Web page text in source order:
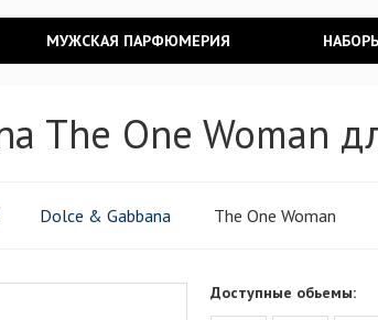
МУЖСКАЯ ПАРФЮМЕРИЯ
The One Woman
Dolce & Gabbana The One Woman
Доступные обьемы: